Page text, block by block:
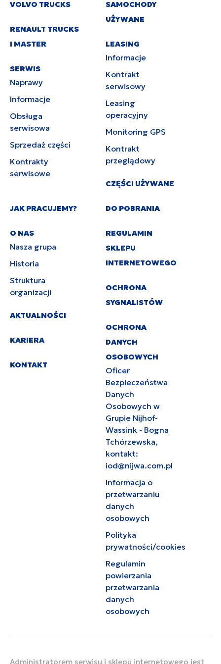
VOLVO TRUCKS
RENAULT TRUCKS
I MASTER
SERWIS
Naprawy
Informacje
Obsługa
serwisowa
Sprzedaż części
Kontrakty
serwisowe
SAMOCHODY
UŻYWANE
LEASING
Informacje
Kontrakt
serwisowy
Leasing
operacyjny
Monitoring GPS
Kontrakt
przeglądowy
CZĘŚCI UŻYWANE
JAK PRACUJEMY?
O NAS
Nasza grupa
Historia
Struktura
organizacji
AKTUALNOŚCI
KARIERA
KONTAKT
DO POBRANIA
REGULAMIN
SKLEPU
INTERNETOWEGO
OCHRONA
SYGNALISTÓW
OCHRONA
DANYCH
OSOBOWYCH
Oficer
Bezpieczeństwa
Danych
Osobowych w
Grupie Nijhof-
Wassink - Bogna
Tchórzewska,
kontakt:
iod@nijwa.com.pl
Informacja o
przetwarzaniu
danych
osobowych
Polityka
prywatności/cookies
Regulamin
powierzania
przetwarzania
danych
osobowych
Administratorem serwisu i sklepu internetowego jest